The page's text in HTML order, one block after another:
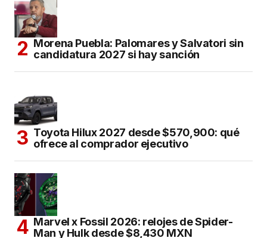
Morena Puebla: Palomares y Salvatori sin
candidatura 2027 si hay sanción
Toyota Hilux 2027 desde $570,900: qué
ofrece al comprador ejecutivo
Marvel x Fossil 2026: relojes de Spider-
Man y Hulk desde $8,430 MXN